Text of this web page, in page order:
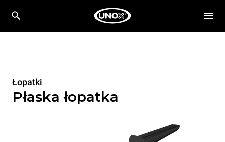
Łopatki
Płaska łopatka